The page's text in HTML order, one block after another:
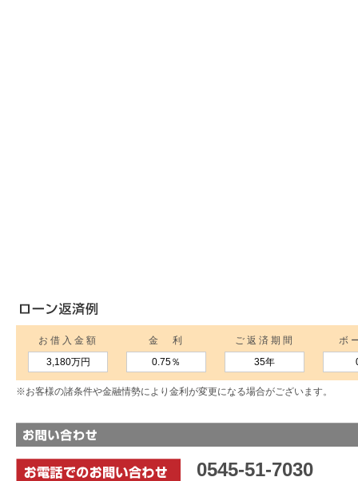
お借入金額
3,180万円
金 利
0.75％
ご返済期間
35年
ボ
※お客様の諸条件や金融情勢により金利が変更になる場合がございます。
0545-51-7030